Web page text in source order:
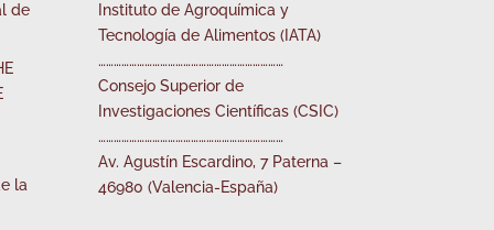
de
la
Instituto de Agroquímica y
Tecnología de Alimentos (IATA)
………………………………………………………………
Consejo Superior de
Investigaciones Científicas (CSIC)
………………………………………………………………
Av. Agustín Escardino, 7 Paterna –
46980 (Valencia-España)